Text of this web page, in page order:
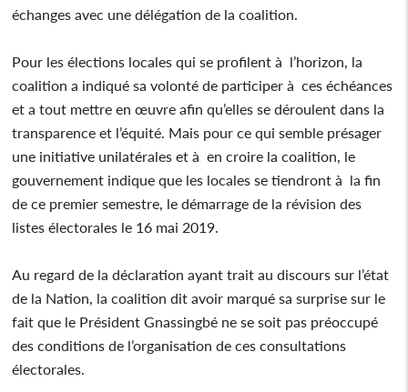
échanges avec une délégation de la coalition.
Pour les élections locales qui se profilent à l’horizon, la
coalition a indiqué sa volonté de participer à ces échéances
et a tout mettre en œuvre afin qu’elles se déroulent dans la
transparence et l’équité. Mais pour ce qui semble présager
une initiative unilatérales et à en croire la coalition, le
gouvernement indique que les locales se tiendront à la fin
de ce premier semestre, le démarrage de la révision des
listes électorales le 16 mai 2019.
Au regard de la déclaration ayant trait au discours sur l’état
de la Nation, la coalition dit avoir marqué sa surprise sur le
fait que le Président Gnassingbé ne se soit pas préoccupé
des conditions de l’organisation de ces consultations
électorales.